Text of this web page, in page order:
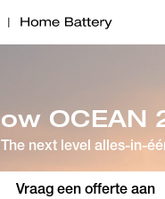
OCEAN
The next level alles-in-
Vraag een offerte aan